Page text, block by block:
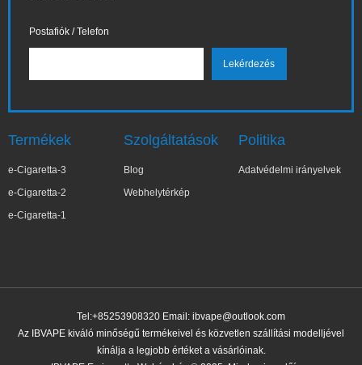
Postafiók / Telefon
Termékek
e-Cigaretta-3
e-Cigaretta-2
e-Cigaretta-1
Szolgáltatások
Blog
Webhelytérkép
Politika
Adatvédelmi irányelvek
Tel:+85253908320 Email: ibvape@outlook.com
Az IBVAPE kiváló minőségű termékeivel és közvetlen szállítási modelljével
kínálja a legjobb értéket a vásárlóinak.